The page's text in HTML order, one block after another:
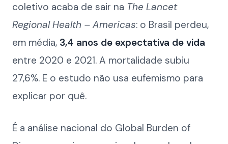
coletivo acaba de sair na The Lancet
Regional Health – Americas: o Brasil perdeu,
em média, 3,4 anos de expectativa de vida
entre 2020 e 2021. A mortalidade subiu
27,6%. E o estudo não usa eufemismo para
explicar por quê.
É a análise nacional do Global Burden of